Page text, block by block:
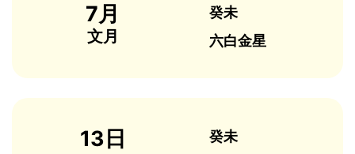
7月
文月
癸未
六白金星
13日
癸未